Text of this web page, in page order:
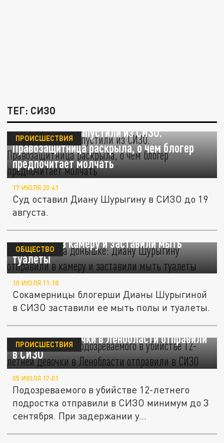
ТЕГ: СИЗО
Шурыгину не выпустили из СИЗО.
Правозащитница раскрыла, о чем блогер
предпочитает молчать
ПРОИСШЕСТВИЯ
17 ИЮЛЯ 20:41
Суд оставил Диану Шурыгину в СИЗО до 19
августа.
Оказалась на донышке: Диану Шурыгину
отправили в камеру и заставили мыть
туалеты
ОБЩЕСТВО
10 ИЮЛЯ 11:18
Сокамерницы блогерши Дианы Шурыгиной
в СИЗО заставили ее мыть полы и туалеты.
Вину признал: подозреваемого в убийстве
12-летней девочки в Ленобласти отправили
в СИЗО
ПРОИСШЕСТВИЯ
05 ИЮЛЯ 17:01
Подозреваемого в убийстве 12-летнего
подростка отправили в СИЗО минимум до 3
сентября. При задержании у...